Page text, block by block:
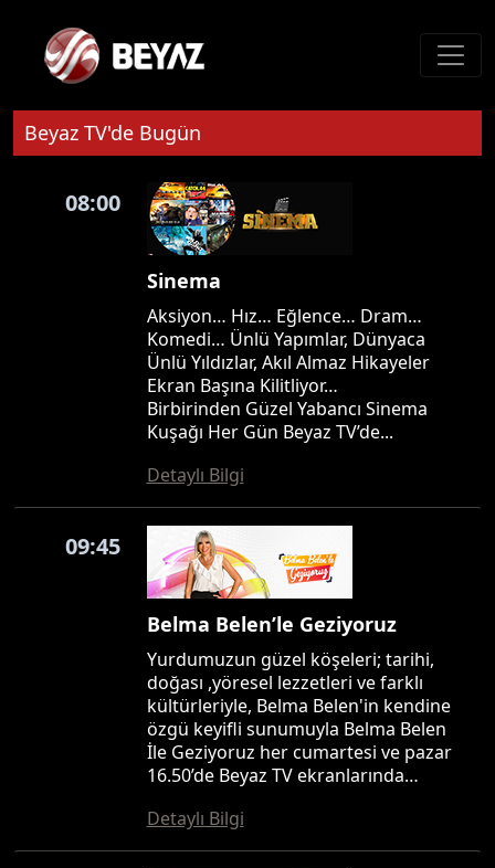
Beyaz TV'de Bugün
08:00
Sinema
Aksiyon… Hız… Eğlence… Dram…
Komedi… Ünlü Yapımlar, Dünyaca
Ünlü Yıldızlar, Akıl Almaz Hikayeler
Ekran Başına Kilitliyor…
Birbirinden Güzel Yabancı Sinema
Kuşağı Her Gün Beyaz TV’de...
Detaylı Bilgi
09:45
Belma Belen’le Geziyoruz
Yurdumuzun güzel köşeleri; tarihi,
doğası ,yöresel lezzetleri ve farklı
kültürleriyle, Belma Belen'in kendine
özgü keyifli sunumuyla Belma Belen
İle Geziyoruz her cumartesi ve pazar
16.50’de Beyaz TV ekranlarında…
Detaylı Bilgi